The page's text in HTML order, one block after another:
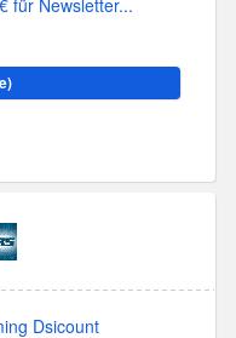
für Newsletter...
Dsicount